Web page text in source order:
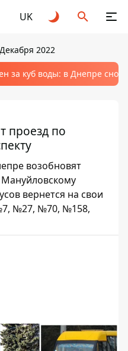
UK
2022
за куб воды: в Днепре
проезд по
возобновят
вернется на свои
№27, №70, №158,